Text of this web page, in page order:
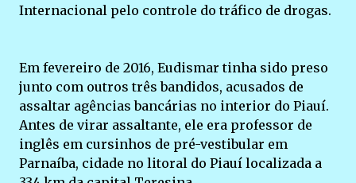
Internacional pelo controle do tráfico de drogas.
Em fevereiro de 2016, Eudismar tinha sido preso
junto com outros três bandidos, acusados de
assaltar agências bancárias no interior do Piauí.
Antes de virar assaltante, ele era professor de
inglês em cursinhos de pré-vestibular em
Parnaíba, cidade no litoral do Piauí localizada a